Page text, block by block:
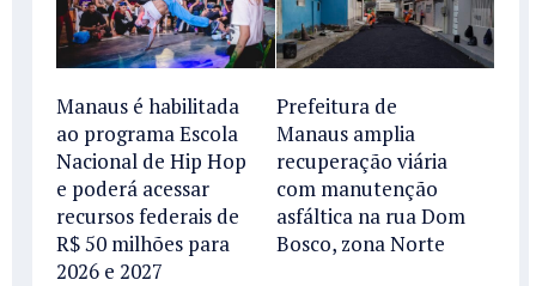
Manaus é habilitada
ao programa Escola
Nacional de Hip Hop
e poderá acessar
recursos federais de
R$ 50 milhões para
2026 e 2027
Prefeitura de
Manaus amplia
recuperação viária
com manutenção
asfáltica na rua Dom
Bosco, zona Norte